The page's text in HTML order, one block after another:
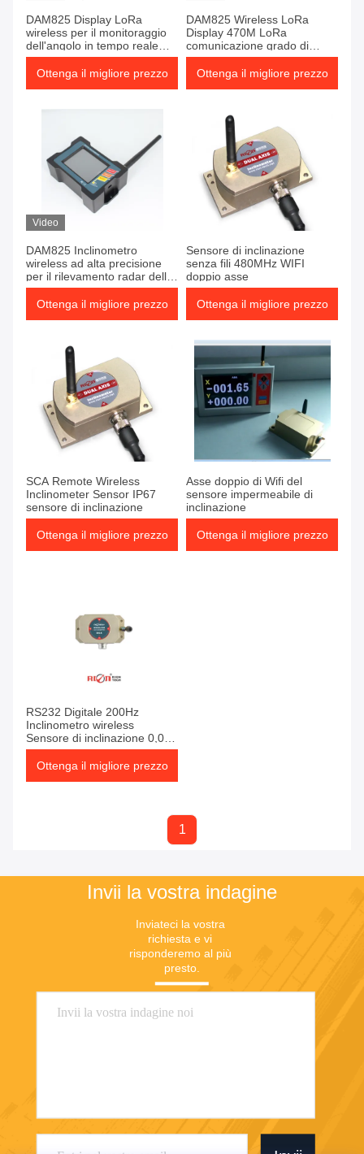
DAM825 Display LoRa
wireless per il monitoraggio
dell'angolo in tempo reale
470M
Ottenga il migliore prezzo
DAM825 Wireless LoRa
Display 470M LoRa
comunicazione grado di
protezione IP54
Ottenga il migliore prezzo
Video
DAM825 Inclinometro
wireless ad alta precisione
per il rilevamento radar delle
piattaforme dei veicoli
Ottenga il migliore prezzo
Sensore di inclinazione
senza fili 480MHz WIFI
doppio asse
Ottenga il migliore prezzo
SCA Remote Wireless
Inclinometer Sensor IP67
sensore di inclinazione
Ottenga il migliore prezzo
Asse doppio di Wifi del
sensore impermeabile di
inclinazione
Ottenga il migliore prezzo
RS232 Digitale 200Hz
Inclinometro wireless
Sensore di inclinazione 0,01°
Alta precisione
Ottenga il migliore prezzo
1
Invii la vostra indagine
Inviateci la vostra
richiesta e vi
risponderemo al più
presto.